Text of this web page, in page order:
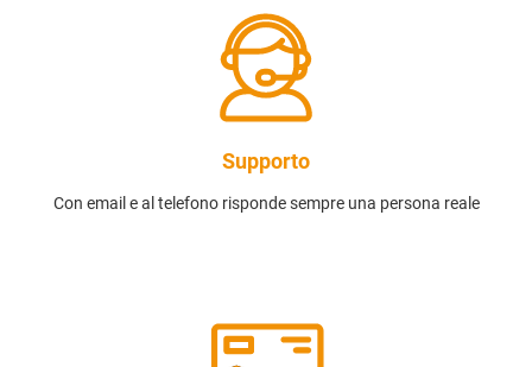
Supporto
Con email e al telefono risponde sempre una persona reale